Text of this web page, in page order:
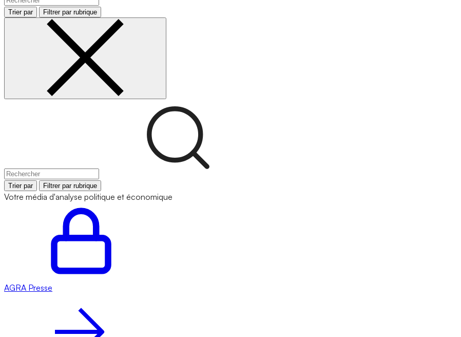
Trier par Filtrer par rubrique
Trier par Filtrer par rubrique
Votre média d'analyse politique et économique
AGRA Presse